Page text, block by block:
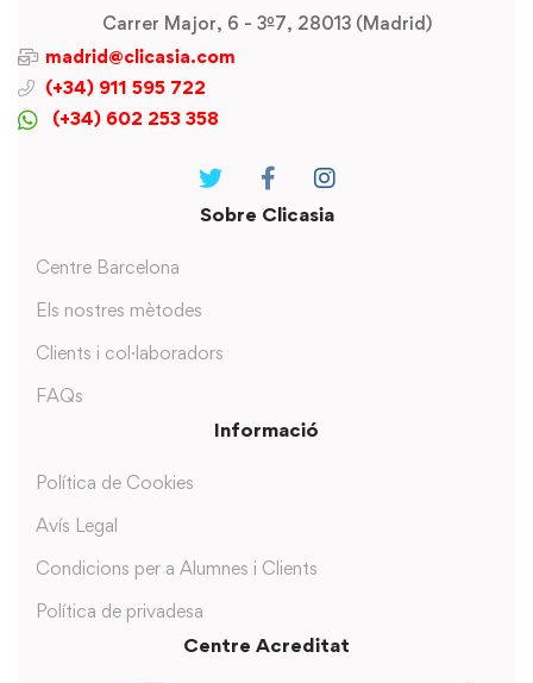
Carrer Major, 6 - 3º7, 28013 (Madrid)
madrid@clicasia.com
(+34) 911 595 722
(+34) 602 253 358
Sobre Clicasia
Centre Barcelona
Els nostres mètodes
Clients i col·laboradors
FAQs
Informació
Política de Cookies
Avís Legal
Condicions per a Alumnes i Clients
Política de privadesa
Centre Acreditat